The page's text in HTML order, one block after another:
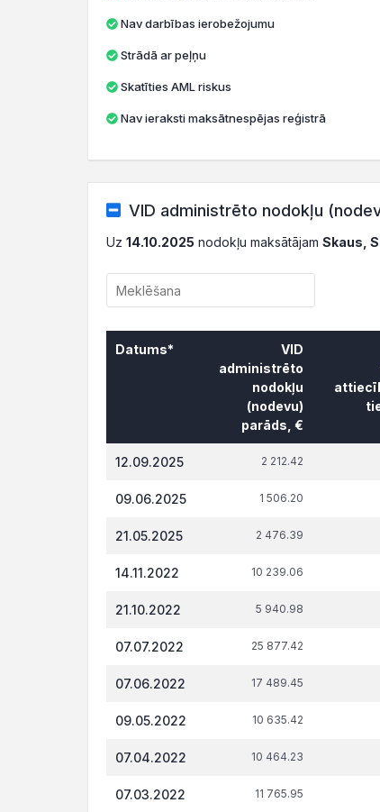
Nav darbības ierobežojumu
Strādā ar peļņu
Skatīties AML riskus
Nav ieraksti maksātnespējas reģistrā
VID administrēto nodokļu
Uz 14.10.2025 nodokļu maksātājam Skaus,
Datums*
VID
administrēto
nodokļu
(nodevu)
parāds, €
nodokļu
parāds, €
12.09.2025 2 212.42
09.06.2025 1 506.20
21.05.2025 2 476.39
14.11.2022 10 239.06
21.10.2022 5 940.98
07.07.2022 25 877.42
07.06.2022 17 489.45
09.05.2022 10 635.42
07.04.2022 10 464.23
07.03.2022 11 765.95